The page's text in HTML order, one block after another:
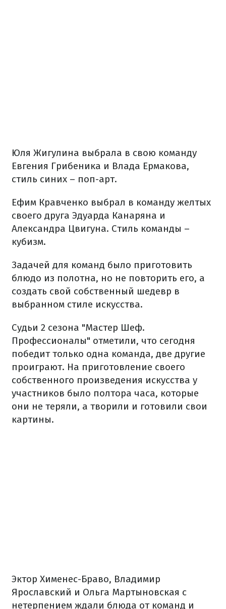
Юля Жигулина выбрала в свою команду
Евгения Грибеника и Влада Ермакова,
стиль синих – поп-арт.
Ефим Кравченко выбрал в команду желтых
своего друга Эдуарда Канаряна и
Александра Цвигуна. Стиль команды –
кубизм.
Задачей для команд было приготовить
блюдо из полотна, но не повторить его, а
создать свой собственный шедевр в
выбранном стиле искусства.
Судьи 2 сезона "Мастер Шеф.
Профессионалы" отметили, что сегодня
победит только одна команда, две другие
проиграют. На приготовление своего
собственного произведения искусства у
участников было полтора часа, которые
они не теряли, а творили и готовили свои
картины.
Эктор Хименес-Браво, Владимир
Ярославский и Ольга Мартыновская с
нетерпением ждали блюда от команд и